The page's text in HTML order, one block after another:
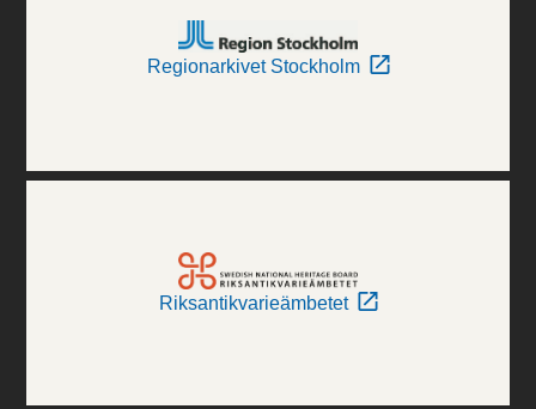
Regionarkivet Stockholm
Riksantikvarieämbetet